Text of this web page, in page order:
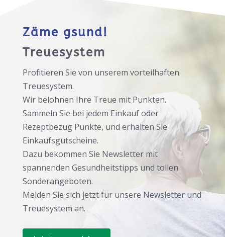
Zäme gsund!
Treuesystem
Profitieren Sie von unserem vorteilhaften
Treuesystem.
Wir belohnen Ihre Treue mit Punkten.
Sammeln Sie bei jedem Einkauf oder
Rezeptbezug Punkte, und erhalten Sie
Einkaufsgutscheine.
Dazu bekommen Sie Newsletter mit
spannenden Gesundheitstipps und tollen
Sonderangeboten.
Melden Sie sich jetzt für unsere Newsletter und
Treuesystem an.